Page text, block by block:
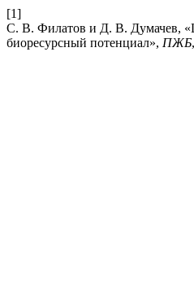
[1]
С. В. Филатов и Д. В. Думачев,
биоресурсный потенциал», ПЖБ